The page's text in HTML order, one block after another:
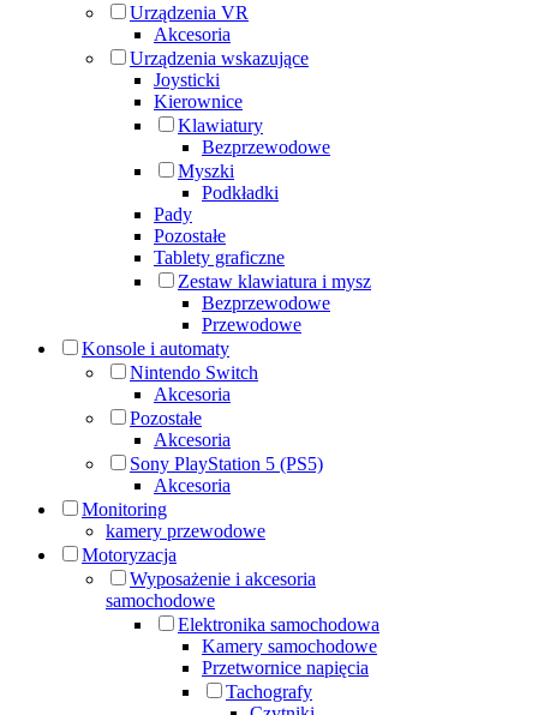
Urządzenia VR
Akcesoria
Urządzenia wskazujące
Joysticki
Kierownice
Klawiatury
Bezprzewodowe
Myszki
Podkładki
Pady
Pozostałe
Tablety graficzne
Zestaw klawiatura i mysz
Bezprzewodowe
Przewodowe
Konsole i automaty
Nintendo Switch
Akcesoria
Pozostałe
Akcesoria
Sony PlayStation 5 (PS5)
Akcesoria
Monitoring
kamery przewodowe
Motoryzacja
Wyposażenie i akcesoria
samochodowe
Elektronika samochodowa
Kamery samochodowe
Przetwornice napięcia
Tachografy